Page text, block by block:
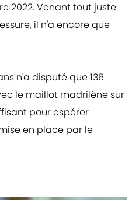
2022. Venant tout juste
il n'a encore que
n'a disputé que 136
le maillot madrilène sur
pour espérer
en place par le